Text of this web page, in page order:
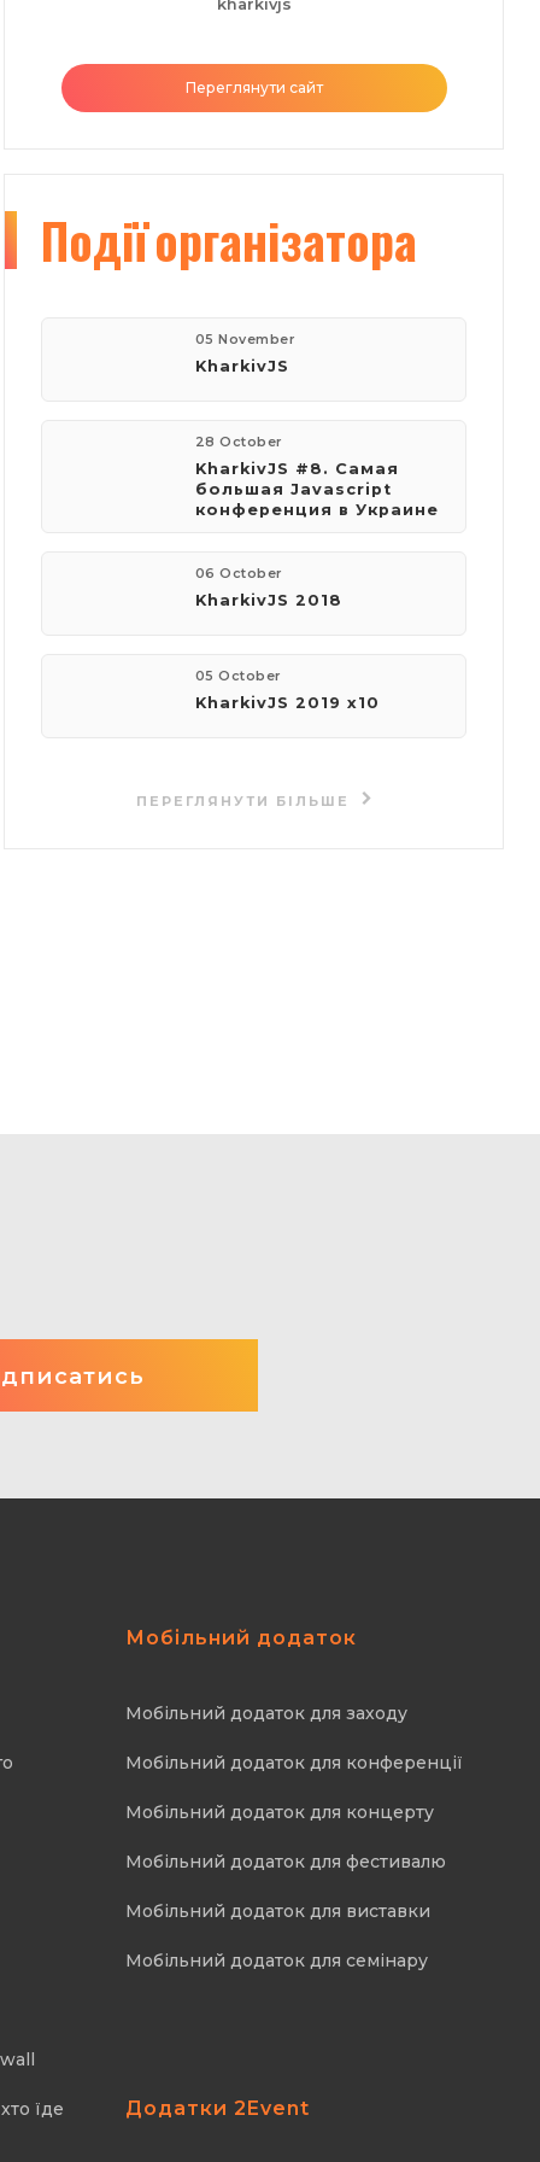
kharkivjs
Переглянути сайт
Подіїорганізатора
05 November
KharkivJS
28 October
KharkivJS #8. Самая
большая Javascript
конференция в Украине
06 October
KharkivJS 2018
05 October
KharkivJS 2019 x10
ПЕРЕГЛЯНУТИ БІЛЬШЕ
їде
Мобільний додаток
Мобільний додаток для заходу
Мобільний додаток для конференції
Мобільний додаток для концерту
Мобільний додаток для фестивалю
Мобільний додаток для виставки
Мобільний додаток для семінару
Додатки 2Event